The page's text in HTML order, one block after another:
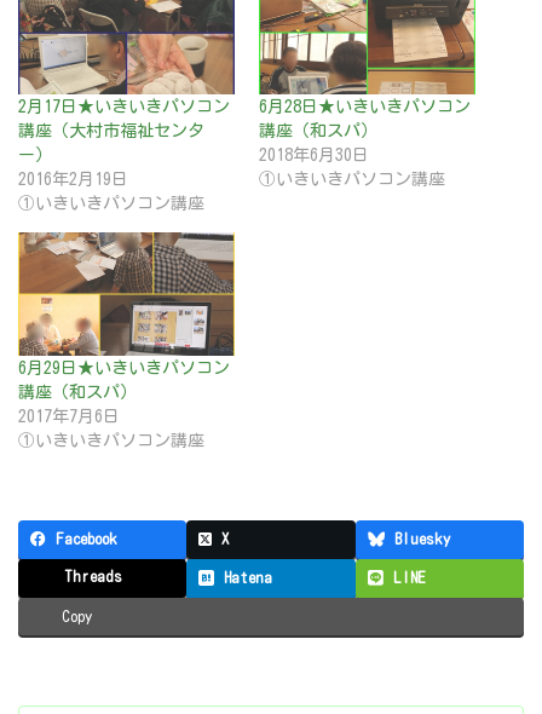
2月17日★いきいきパソコン
講座（大村市福祉センタ
ー）
2016年2月19日
①いきいきパソコン講座
6月28日★いきいきパソコン
講座（和スパ）
2018年6月30日
①いきいきパソコン講座
6月29日★いきいきパソコン
講座（和スパ）
2017年7月6日
①いきいきパソコン講座
Facebook X Bluesky
Threads Hatena LINE
Copy